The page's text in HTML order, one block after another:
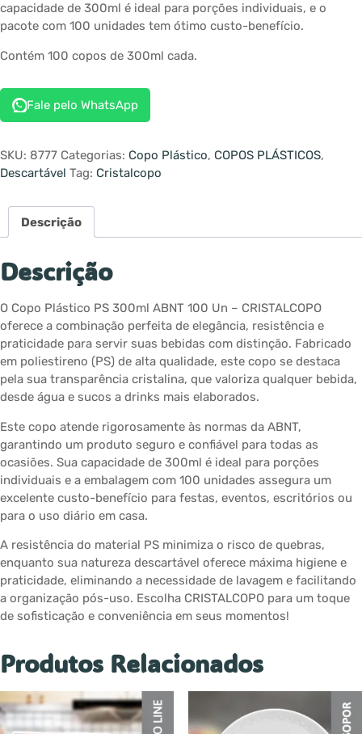
capacidade de 300ml é ideal para porções individuais, e o
pacote com 100 unidades tem ótimo custo-benefício.
Contém 100 copos de 300ml cada.
Fale pelo WhatsApp
SKU: 8777 Categorias: Copo Plástico, COPOS PLÁSTICOS,
Descartável Tag: Cristalcopo
Descrição
Descrição
O Copo Plástico PS 300ml ABNT 100 Un – CRISTALCOPO
oferece a combinação perfeita de elegância, resistência e
praticidade para servir suas bebidas com distinção. Fabricado
em poliestireno (PS) de alta qualidade, este copo se destaca
pela sua transparência cristalina, que valoriza qualquer bebida,
desde água e sucos a drinks mais elaborados.
Este copo atende rigorosamente às normas da ABNT,
garantindo um produto seguro e confiável para todas as
ocasiões. Sua capacidade de 300ml é ideal para porções
individuais e a embalagem com 100 unidades assegura um
excelente custo-benefício para festas, eventos, escritórios ou
para o uso diário em casa.
A resistência do material PS minimiza o risco de quebras,
enquanto sua natureza descartável oferece máxima higiene e
praticidade, eliminando a necessidade de lavagem e facilitando
a organização pós-uso. Escolha CRISTALCOPO para um toque
de sofisticação e conveniência em seus momentos!
Produtos Relacionados